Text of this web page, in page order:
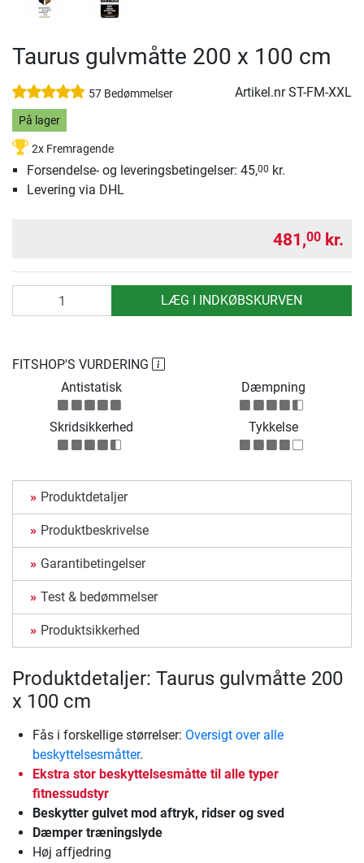
Taurus gulvmåtte 200 x 100 cm
57 Bedømmelser Artikel.nrST-FM-XXL
På lager
2x Fremragende
Forsendelse- og leveringsbetingelser: 45,00 kr.
Levering via DHL
481,00 kr.
LÆG I INDKØBSKURVEN
FITSHOP'S VURDERING
Antistatisk
Dæmpning
Skridsikkerhed Tykkelse
Produktdetaljer
Produktbeskrivelse
Garantibetingelser
Test & bedømmelser
Produktsikkerhed
Produktdetaljer: Taurus gulvmåtte 200
x 100 cm
Fås i forskellige størrelser: Oversigt over alle
beskyttelsesmåtter.
Ekstra stor beskyttelsesmåtte til alle typer
fitnessudstyr
Beskytter gulvet mod aftryk, ridser og sved
Dæmper træningslyde
Høj affjedring